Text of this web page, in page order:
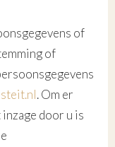
of
of
. Om er
door u is